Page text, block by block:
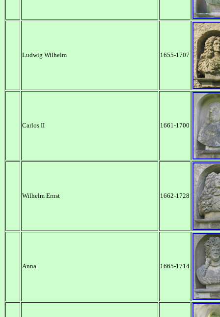
Ludwig Wilhelm 1655-1707
Carlos II 1661-1700
Wilhelm Ernst 1662-1728
Anna 1665-1714